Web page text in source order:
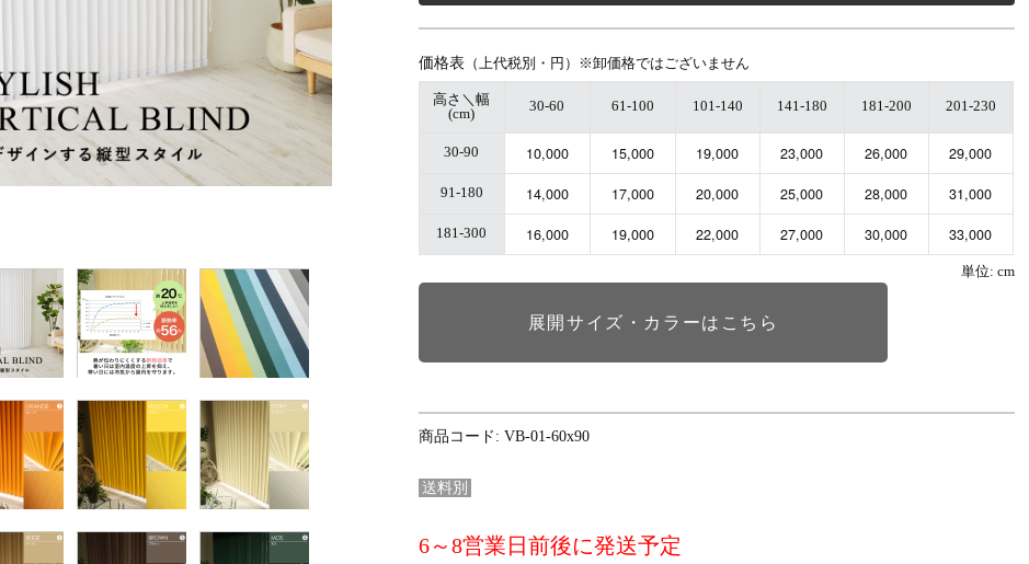
価格表 （上代税別・円）※卸価格ではございません
高さ＼幅
(cm)
30-60 61-100 101-140 141-180 181-200 201-230
30-90 10,000 15,000 19,000 23,000 26,000 29,000
91-180 14,000 17,000 20,000 25,000 28,000 31,000
181-300 16,000 19,000 22,000 27,000 30,000 33,000
単位: cm
展開サイズ・カラーはこちら
商品コード: VB-01-60x90
送料別
6～8営業日前後に発送予定